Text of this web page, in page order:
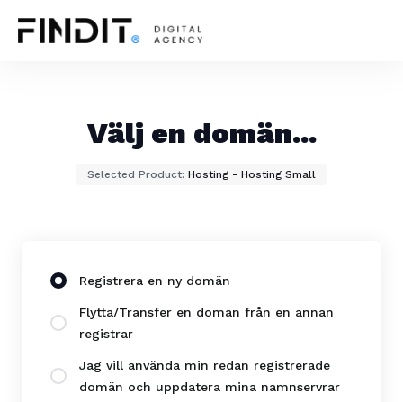
Välj en domän...
Selected Product: Hosting - Hosting Small
Registrera en ny domän
Flytta/Transfer en domän från en annan
registrar
Jag vill använda min redan registrerade
domän och uppdatera mina namnservrar